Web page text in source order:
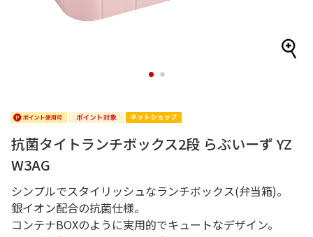
1 2
抗菌タイトランチボックス2段 らぶいーず YZ
W3AG
シンプルでスタイリッシュなランチボックス(弁当箱)。
銀イオン配合の抗菌仕様。
コンテナBOXのように実用的でキュートなデザイン。